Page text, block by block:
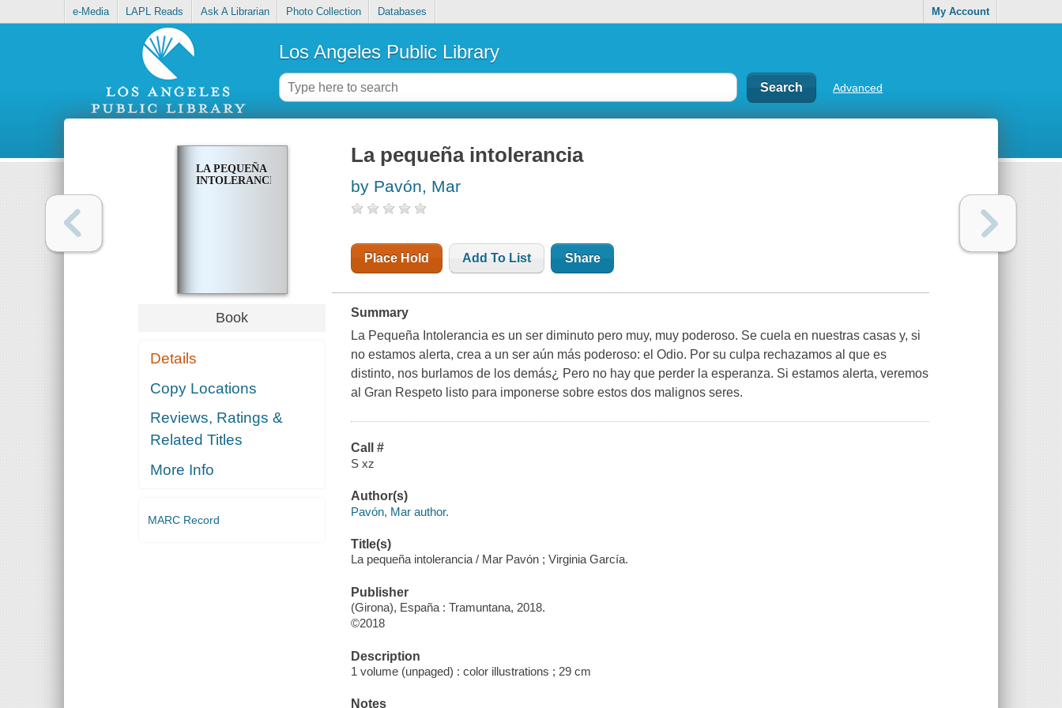
e-Media LAPL Reads Ask A Librarian Photo Collection Databases My Account
Los Angeles Public Library
Advanced
LA PEQUEÑA
INTOLERANCIA
Book
Details
Copy Locations
Reviews, Ratings &
Related Titles
More Info
MARC Record
La pequeña intolerancia
by Pavón, Mar
Place Hold Add To List Share
Summary
La Pequeña Intolerancia es un ser diminuto pero muy, muy poderoso. Se cuela en nuestras casas y, si
no estamos alerta, crea a un ser aún más poderoso: el Odio. Por su culpa rechazamos al que es
distinto, nos burlamos de los demás¿ Pero no hay que perder la esperanza. Si estamos alerta, veremos
al Gran Respeto listo para imponerse sobre estos dos malignos seres.
Call #
S xz
Author(s)
Pavón, Mar author.
Title(s)
La pequeña intolerancia / Mar Pavón ; Virginia García.
Publisher
(Girona), España : Tramuntana, 2018.
©2018
Description
1 volume (unpaged) : color illustrations ; 29 cm
Notes